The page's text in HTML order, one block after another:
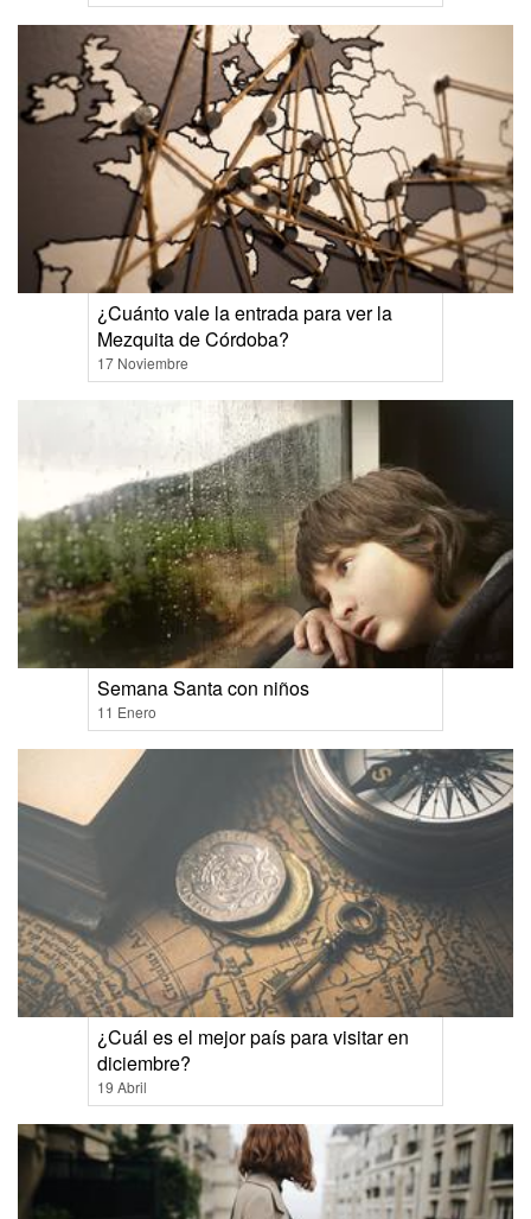
¿Cuánto vale la entrada para ver la
Mezquita de Córdoba?
17 Noviembre
Semana Santa con niños
11 Enero
¿Cuál es el mejor país para visitar en
diciembre?
19 Abril